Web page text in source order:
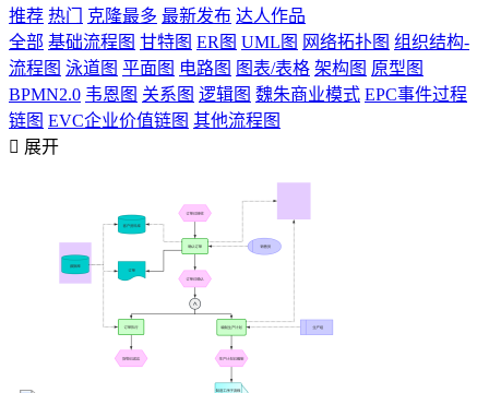
推荐 热门 克隆最多 最新发布 达人作品
全部 基础流程图 甘特图 ER图 UML图 网络拓扑图 组织结构-
流程图 泳道图 平面图 电路图 图表/表格 架构图 原型图
BPMN2.0 韦恩图 关系图 逻辑图 魏朱商业模式 EPC事件过程
链图 EVC企业价值链图 其他流程图
 展开